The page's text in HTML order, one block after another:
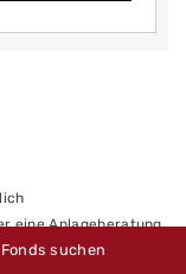
Fonds suchen
eine Anlageberatung
b WpHG darstellen.